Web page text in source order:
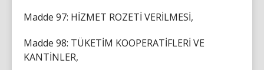
Madde 97: HİZMET ROZETİ VERİLMESİ,
Madde 98: TÜKETİM KOOPERATİFLERİ VE
KANTİNLER,